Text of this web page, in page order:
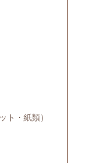
ト・紙類）